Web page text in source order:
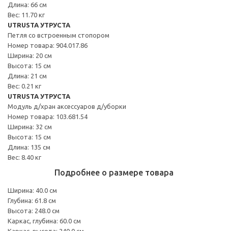
Длина: 66 см
Вес: 11.70 кг
UTRUSTA УТРУСТА
Петля со встроенным стопором
Номер товара: 904.017.86
Ширина: 20 см
Высота: 15 см
Длина: 21 см
Вес: 0.21 кг
UTRUSTA УТРУСТА
Модуль д/хран аксессуаров д/уборки
Номер товара: 103.681.54
Ширина: 32 см
Высота: 15 см
Длина: 135 см
Вес: 8.40 кг
Подробнее о размере товара
Ширина: 40.0 см
Глубина: 61.8 см
Высота: 248.0 см
Каркас, глубина: 60.0 см